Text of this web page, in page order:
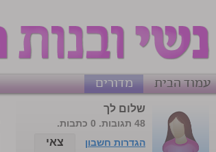
עמוד הבית
מדורים
שלום לך
48 תגובות. 0 כתבות.
הגדרות חשבון
צאי